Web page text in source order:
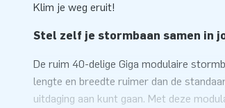
Klim je weg eruit!
Stel zelf je stormbaan samen in
De ruim 40-delige Giga modulaire
lengte en breedte ruimer dan de
uitdaging aan kunt gaan. Met deze